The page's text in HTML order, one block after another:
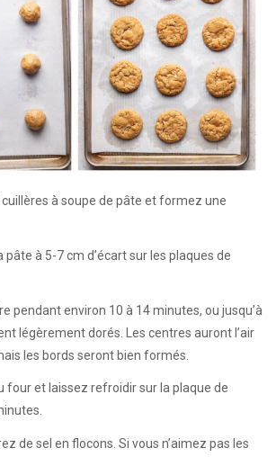
cuillères à soupe de pâte et formez une
pâte à 5-7 cm d’écart sur les plaques de
pendant environ 10 à 14 minutes, ou jusqu’à
légèrement dorés. Les centres auront l’air
les bords seront bien formés.
four et laissez refroidir sur la plaque de
de sel en flocons. Si vous n’aimez pas les